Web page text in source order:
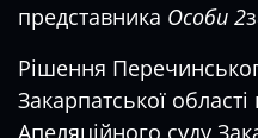
представника Особи 2
Рішення
Закарпатської
Апеляційного суду